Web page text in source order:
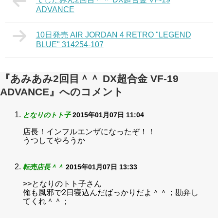
ADVANCE
10日発売 AIR JORDAN 4 RETRO "LEGEND
BLUE" 314254-107
『あみあみ2回目＾＾ DX超合金 VF-19
ADVANCE』へのコメント
となりのトト子 2015年01月07日 11:04
店長！インフルエンザになったぞ！！
うつしてやろうか
転売店長＾＾ 2015年01月07日 13:33
>>となりのトト子さん
俺も風邪で2日寝込んだばっかりだよ＾＾；勘弁し
てくれ＾＾；